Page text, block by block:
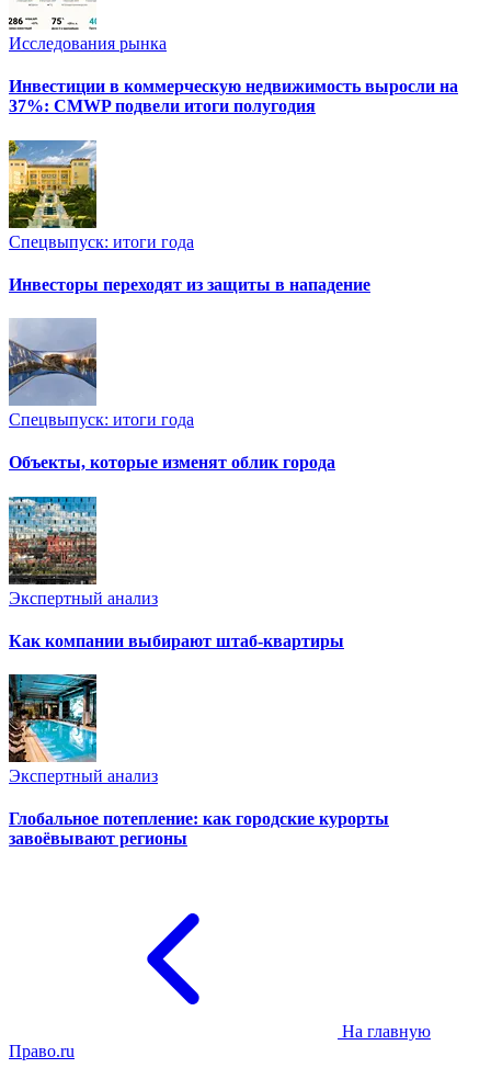
Исследования рынка
Инвестиции в коммерческую недвижимость выросли на
37%: CMWP подвели итоги полугодия
Спецвыпуск: итоги года
Инвесторы переходят из защиты в нападение
Спецвыпуск: итоги года
Объекты, которые изменят облик города
Экспертный анализ
Как компании выбирают штаб-квартиры
Экспертный анализ
Глобальное потепление: как городские курорты
завоёвывают регионы
На главную
Право.ru